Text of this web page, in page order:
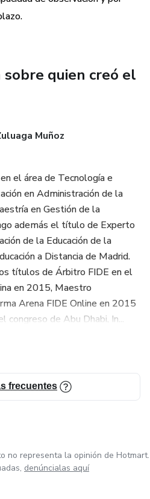
sobre quien creó el
Muñoz
el área de Tecnología e
en Administración de la
en Gestión de la
además el título de Experto
de la Educación de la
a Distancia de Madrid.
títulos de Árbitro FIDE en el
en 2015, Maestro
Arena FIDE Online en 2015
de Abu Dhabi, In...
frecuentes
no representa la opinión de Hotmart.
denúncialas aquí